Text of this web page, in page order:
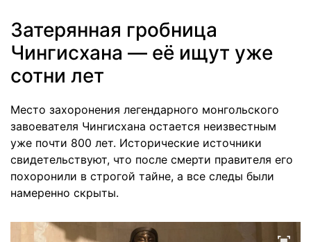
Затерянная гробница
Чингисхана — её ищут уже
сотни лет
Место захоронения легендарного монгольского
завоевателя Чингисхана остается неизвестным
уже почти 800 лет. Исторические источники
свидетельствуют, что после смерти правителя его
похоронили в строгой тайне, а все следы были
намеренно скрыты.